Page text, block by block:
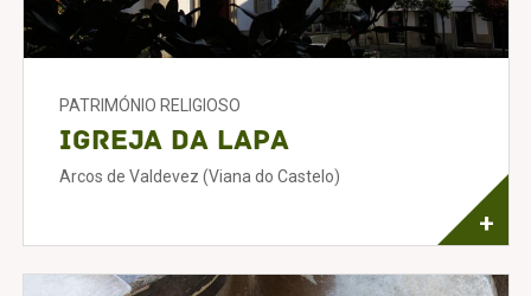
PATRIMÓNIO RELIGIOSO
Igreja da Lapa
Arcos de Valdevez (Viana do Castelo)
+